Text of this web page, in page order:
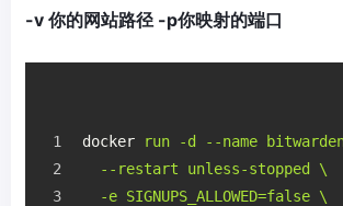
-v 你的网站路径 -p你映射的端口
docker
run -d --name
  --restart unless-stopped \
  -e SIGNUPS_ALLOWED=false \